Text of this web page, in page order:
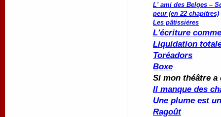
L' ami des Belges –
peur (en 22 chapitres)
Les pâtissières
L'écriture
Liquidation
Toréadors
Boxe
Si mon théâtre a
Il manque des
Une plume est
Ragoût